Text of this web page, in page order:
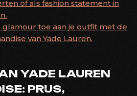
of als fashion statement in
glamour toe aan je outfit met de
van Yade Lauren.
YADE LAUREN
PRIJS,